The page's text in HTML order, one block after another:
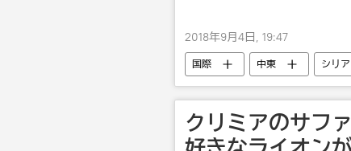
2018年9月4日, 19:47
国際 中東 シリア
クリミアのサフ